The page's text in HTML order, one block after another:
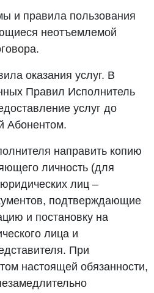
и правила пользования
неотъемлемой
оказания услуг. В
Правил Исполнитель
услуг до
Абонентом.
направить копию
личность (для
лиц –
подтверждающие
и постановку на
лица и
При
настоящей обязанности,